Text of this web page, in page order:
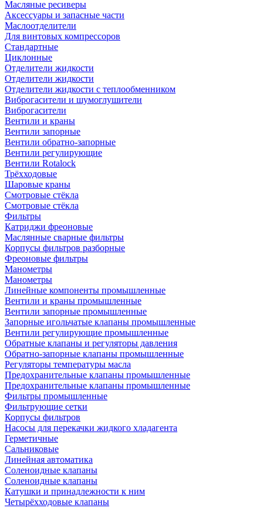
Масляные ресиверы
Аксессуары и запасные части
Маслоотделители
Для винтовых компрессоров
Стандартные
Циклонные
Отделители жидкости
Отделители жидкости
Отделители жидкости с теплообменником
Виброгасители и шумоглушители
Виброгасители
Вентили и краны
Вентили запорные
Вентили обратно-запорные
Вентили регулирующие
Вентили Rotalock
Трёхходовые
Шаровые краны
Смотровые стёкла
Смотровые стёкла
Фильтры
Катриджи фреоновые
Маслянные сварные фильтры
Корпусы фильтров разборные
Фреоновые фильтры
Манометры
Манометры
Линейные компоненты промышленные
Вентили и краны промышленные
Вентили запорные промышленные
Запорные игольчатые клапаны промышленные
Вентили регулирующие промышленные
Обратные клапаны и регуляторы давления
Обратно-запорные клапаны промышленные
Регуляторы температуры масла
Предохранительные клапаны промышленные
Предохранительные клапаны промышленные
Фильтры промышленные
Фильтрующие сетки
Корпусы фильтров
Насосы для перекачки жидкого хладагента
Герметичные
Сальниковые
Линейная автоматика
Соленоидные клапаны
Соленоидные клапаны
Катушки и принадлежности к ним
Четырёхходовые клапаны